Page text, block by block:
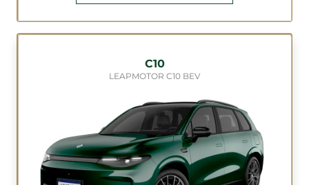
C10
LEAPMOTOR C10 BEV